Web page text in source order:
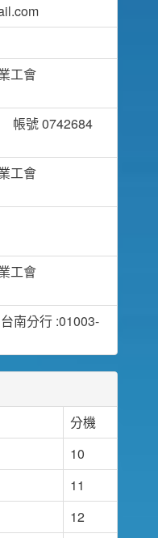
工會
帳號 0742684
工會
工會
南分行 :01003-
分機
10
11
12